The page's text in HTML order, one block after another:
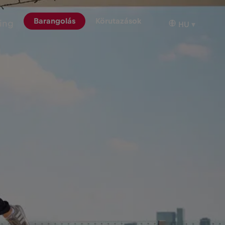
Barangolás Körutazások HU ▾